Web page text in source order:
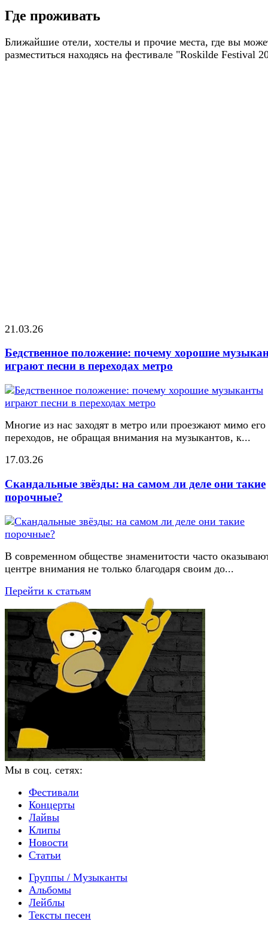
Где проживать
Ближайшие отели, хостелы и прочие места, где вы
разместиться находясь на фестивале "Roskilde Festival
21.03.26
Бедственное положение: почему хорошие
играют песни в переходах метро
Многие из нас заходят в метро или проезжают мимо его
переходов, не обращая внимания на музыкантов, к...
17.03.26
Скандальные звёзды: на самом ли деле они такие
порочные?
В современном обществе знаменитости часто
центре внимания не только благодаря своим до...
Перейти к статьям
Мы в соц. сетях:
Фестивали
Концерты
Лайвы
Клипы
Новости
Статьи
Группы / Музыканты
Альбомы
Лейблы
Тексты песен